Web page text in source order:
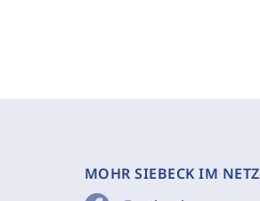
MOHR SIEBECK IM NETZ